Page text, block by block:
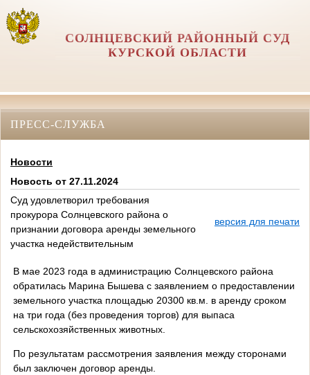
СОЛНЦЕВСКИЙ РАЙОННЫЙ СУД
КУРСКОЙ ОБЛАСТИ
ПРЕСС-СЛУЖБА
Новости
Новость от 27.11.2024
Суд удовлетворил требования
прокурора Солнцевского района о
признании договора аренды земельного
участка недействительным
версия для печати
В мае 2023 года в администрацию Солнцевского района
обратилась Марина Бышева с заявлением о предоставлении
земельного участка площадью 20300 кв.м. в аренду сроком
на три года (без проведения торгов) для выпаса
сельскохозяйственных животных.
По результатам рассмотрения заявления между сторонами
был заключен договор аренды.